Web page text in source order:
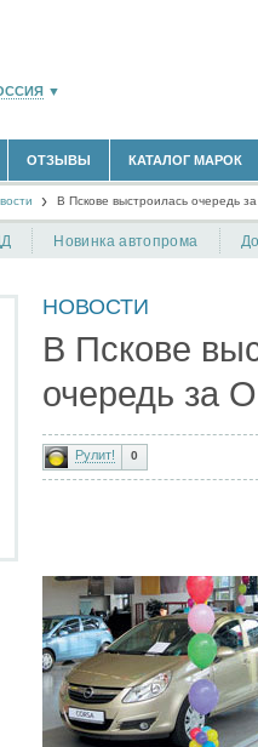
▼
ПЕТЕРБУРГ И ОБЛАСТЬ(14304)
КРАЙ(5619)
РЕСПУБЛИКА(412)
(1347)
ОТЗЫВЫ КАТАЛОГ МАРОК
В Пскове выстроилась очередь
Новинка автопрома
НОВОСТИ
В Пскове
очередь за
Рулит! 0